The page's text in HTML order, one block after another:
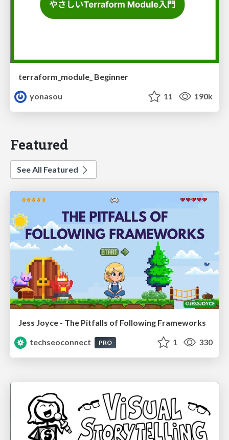
terraform_module_ Beginner
yonasou
11 190k
Featured
See All Featured
Jess Joyce - The Pitfalls of Following Frameworks
techseoconnect
PRO 1 330